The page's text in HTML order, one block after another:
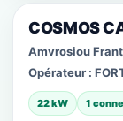
COSMOS
Amvrosiou
Opérateur :
22 kW 1